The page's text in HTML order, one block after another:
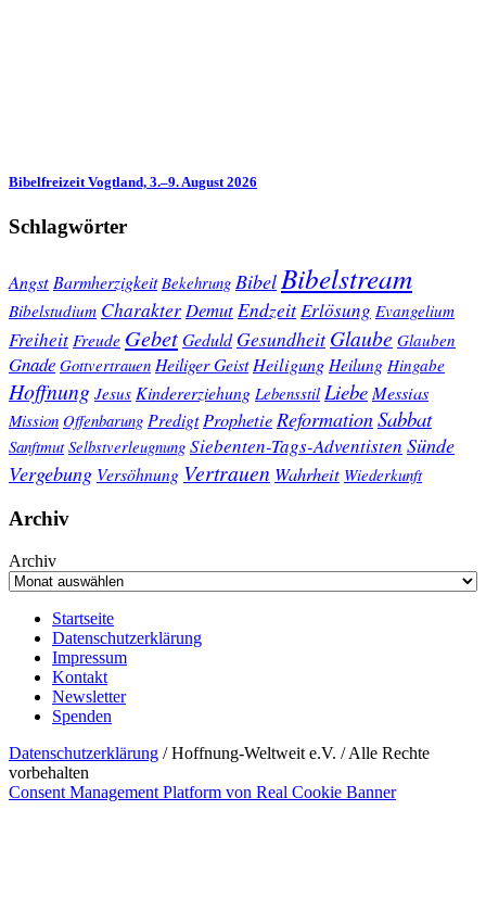
Bibelfreizeit Vogtland, 3.–9. August 2026
Schlagwörter
Angst Barmherzigkeit Bekehrung BibelBibelstream
Bibelstudium Charakter DemutEndzeitErlösung Evangelium
Freiheit Freude GebetGeduld Gesundheit Glaube Glauben
Gnade Gottvertrauen Heiliger Geist Heiligung Heilung Hingabe
Hoffnung Jesus Kindererziehung Lebensstil Liebe Messias
Mission Offenbarung Predigt ProphetieReformationSabbat
Sanftmut Selbstverleugnung Siebenten-Tags-Adventisten Sünde
Vergebung Versöhnung Vertrauen Wahrheit Wiederkunft
Archiv
Archiv
Startseite
Datenschutzerklärung
Impressum
Kontakt
Newsletter
Spenden
Datenschutzerklärung / Hoffnung-Weltweit e.V. / Alle Rechte
vorbehalten
Consent Management Platform von Real Cookie Banner